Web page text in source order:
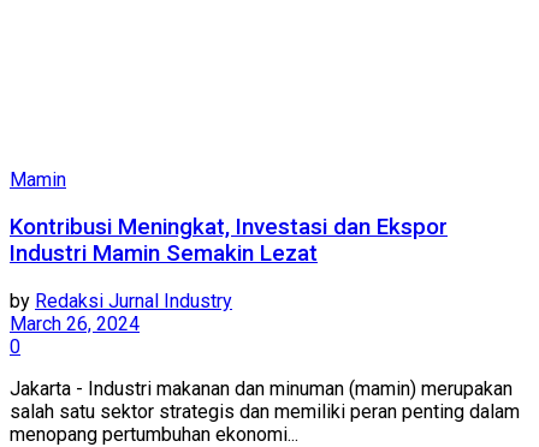
Mamin
Kontribusi Meningkat, Investasi dan Ekspor
Industri Mamin Semakin Lezat
by Redaksi Jurnal Industry
March 26, 2024
0
Jakarta - Industri makanan dan minuman (mamin) merupakan
salah satu sektor strategis dan memiliki peran penting dalam
menopang pertumbuhan ekonomi...